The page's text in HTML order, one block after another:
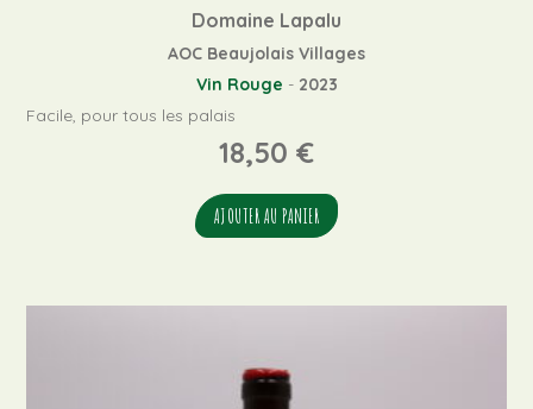
Domaine Lapalu
AOC Beaujolais Villages
Vin Rouge - 2023
Facile, pour tous les palais
18,50 €
AJOUTER AU PANIER